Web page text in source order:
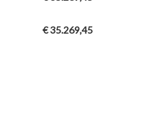
€ 35.269,45